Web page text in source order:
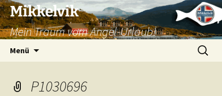
Mikkelvik
Mein Traum vom Angel-Urlaub!
Menü
Suchen
nach:
P1030696